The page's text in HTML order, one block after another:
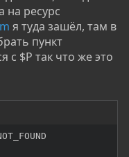
на ресурс
я туда зашёл, там в
пункт
$P так что же это